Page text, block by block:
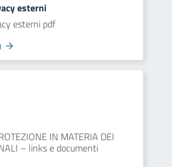
esterni
esterni pdf
IN MATERIA DEI
– links e documenti